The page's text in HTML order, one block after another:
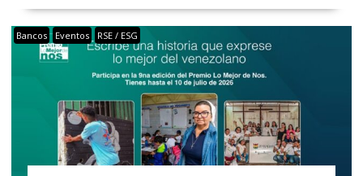
Bancos Eventos RSE / ESG